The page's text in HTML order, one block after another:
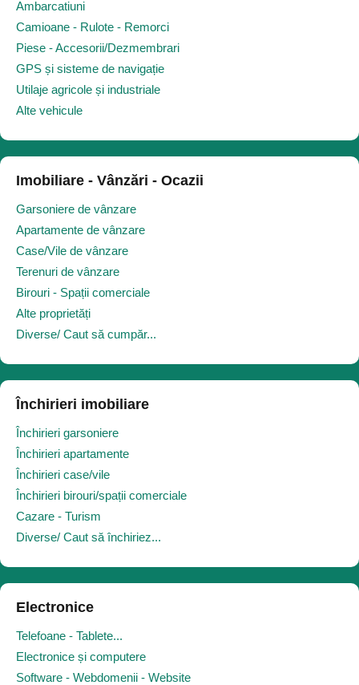
Ambarcatiuni
Camioane - Rulote - Remorci
Piese - Accesorii/Dezmembrari
GPS și sisteme de navigație
Utilaje agricole și industriale
Alte vehicule
Imobiliare - Vânzări - Ocazii
Garsoniere de vânzare
Apartamente de vânzare
Case/Vile de vânzare
Terenuri de vânzare
Birouri - Spații comerciale
Alte proprietăți
Diverse/ Caut să cumpăr...
Închirieri imobiliare
Închirieri garsoniere
Închirieri apartamente
Închirieri case/vile
Închirieri birouri/spații comerciale
Cazare - Turism
Diverse/ Caut să închiriez...
Electronice
Telefoane - Tablete...
Electronice și computere
Software - Webdomenii - Website